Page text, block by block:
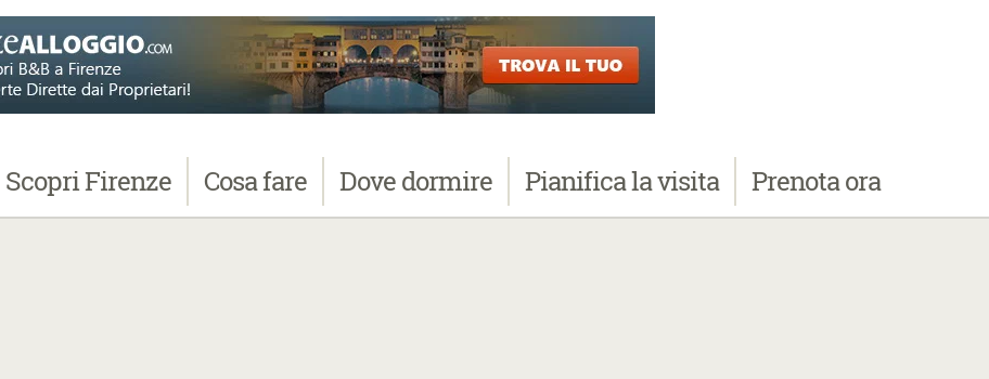
ScopriFirenze Cosafare Dovedormire Pianificala visita Prenotaora